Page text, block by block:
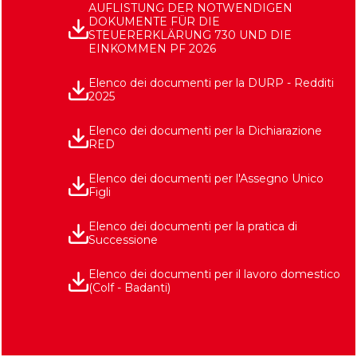
AUFLISTUNG DER NOTWENDIGEN
DOKUMENTE FÜR DIE
STEUERERKLÄRUNG 730 UND DIE
EINKOMMEN PF 2026
Elenco dei documenti per la DURP - Redditi
2025
Elenco dei documenti per la Dichiarazione
RED
Elenco dei documenti per l'Assegno Unico
Figli
Elenco dei documenti per la pratica di
Successione
Elenco dei documenti per il lavoro domestico
(Colf - Badanti)